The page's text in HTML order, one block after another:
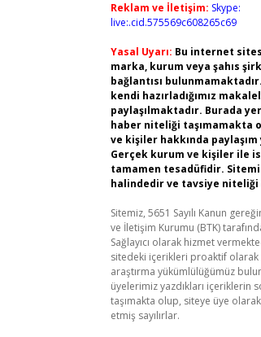
Reklam ve İletişim: Skype:
live:.cid.575569c608265c69
Yasal Uyarı: Bu internet
marka, kurum veya şahıs
bağlantısı
kendi hazırladığımız
paylaşılmaktadır. Burada
haber niteliği taşımamakta
ve kişiler hakkında
Gerçek kurum ve kişiler ile
tamamen tesadüfidir.
halindedir ve tavsiye niteliği
Sitemiz, 5651 Sayılı Kanun
ve İletişim Kurumu (BTK)
Sağlayıcı olarak hizmet
sitedeki içerikleri proaktif olarak
araştırma yükümlülüğümüz
üyelerimiz yazdıkları içeriklerin
taşımakta olup, siteye üye
etmiş sayılırlar.